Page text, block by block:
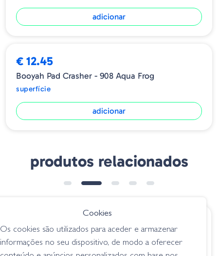
adicionar
€ 12.45
Booyah Pad Crasher - 908 Aqua Frog
superfície
adicionar
produtos relacionados
€ 18.00
Basirisky 60 - 01 Mat
Chart
Zman Pop Frogz -
266 Redbone
Cookies
Os cookies são utilizados para aceder e armazenar
informações no seu dispositivo, de modo a oferecer